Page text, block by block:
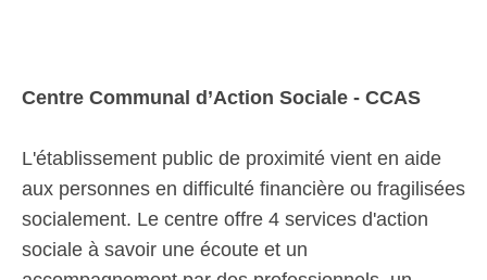
Centre Communal d’Action Sociale - CCAS
L'établissement public de proximité vient en aide
aux personnes en difficulté financière ou fragilisées
socialement. Le centre offre 4 services d'action
sociale à savoir une écoute et un